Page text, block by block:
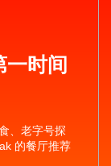
时间
、老字号探
的餐厅推荐